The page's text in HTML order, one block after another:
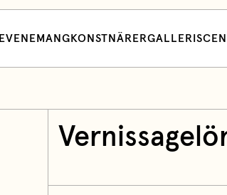
EVENEMANG KONSTNÄRERGALLERI SCEN